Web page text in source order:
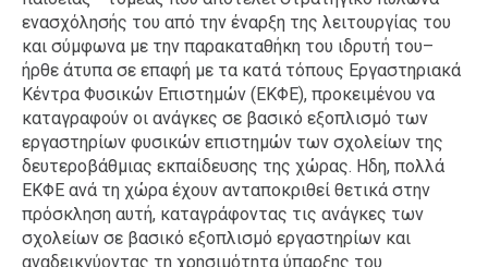
ενασχόλησής του από την έναρξη της λειτουργίας του
και σύμφωνα με την παρακαταθήκη του ιδρυτή του–
ήρθε άτυπα σε επαφή με τα κατά τόπους Εργαστηριακά
Κέντρα Φυσικών Επιστημών (ΕΚΦΕ), προκειμένου να
καταγραφούν οι ανάγκες σε βασικό εξοπλισμό των
εργαστηρίων φυσικών επιστημών των σχολείων της
δευτεροβάθμιας εκπαίδευσης της χώρας. Ηδη, πολλά
ΕΚΦΕ ανά τη χώρα έχουν ανταποκριθεί θετικά στην
πρόσκληση αυτή, καταγράφοντας τις ανάγκες των
σχολείων σε βασικό εξοπλισμό εργαστηρίων και
αναδεικνύοντας τη χρησιμότητα ύπαρξης του